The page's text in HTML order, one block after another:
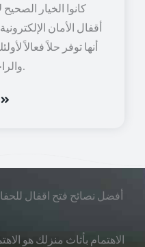
كانوا الخيار
أقفال الأمان
أنها توفر حلاً فعالاً
والراحة والوصول القابل للتخصيص.
أفضل نصائح فتح اقفال
الاهتمام بأثاث منزلك هو